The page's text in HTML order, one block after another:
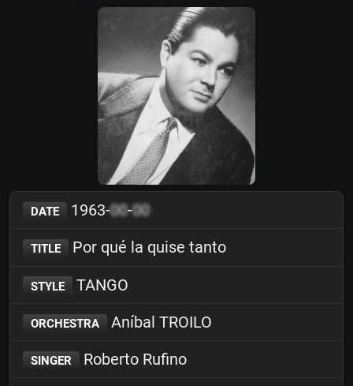
DATE 1963-00-00
TITLE Por qué la quise tanto
STYLE TANGO
ORCHESTRA Aníbal TROILO
SINGER Roberto Rufino